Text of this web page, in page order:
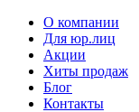
О компании
Для юр.лиц
Акции
Хиты продаж
Блог
Контакты